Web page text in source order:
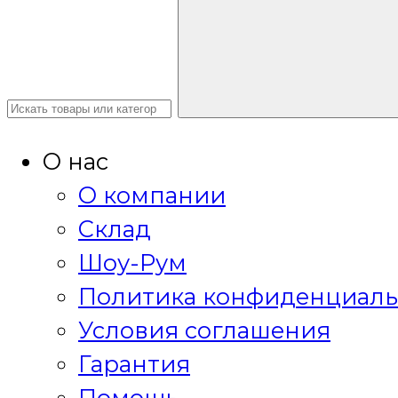
О нас
О компании
Склад
Шоу-Рум
Политика
Условия соглашения
Гарантия